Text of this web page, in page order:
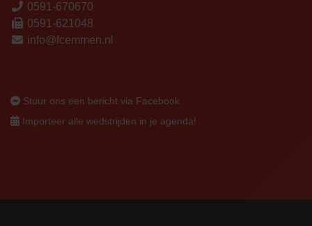
0591-670670
0591-621048
info@fcemmen.nl
Stuur ons een bericht via Facebook
Importeer alle wedstrijden in je agenda!